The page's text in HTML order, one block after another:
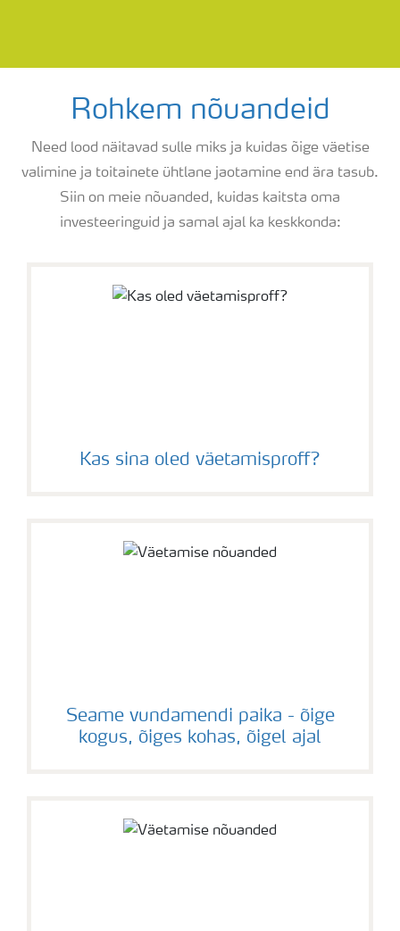
Rohkem nõuandeid
Need lood näitavad sulle miks ja kuidas õige väetise
valimine ja toitainete ühtlane jaotamine end ära tasub.
Siin on meie nõuanded, kuidas kaitsta oma
investeeringuid ja samal ajal ka keskkonda:
Kas sina oled väetamisproff?
Seame vundamendi paika - õige
kogus, õiges kohas, õigel ajal